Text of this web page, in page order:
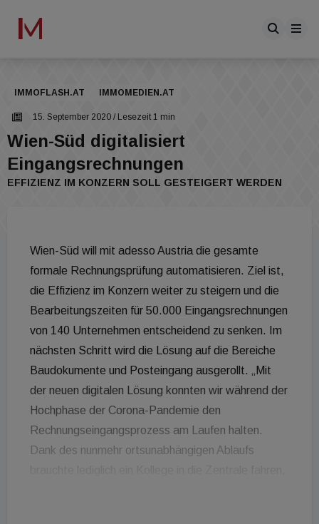
IMMOFLASH.AT IMMOMEDIEN.AT
15. September 2020 / Lesezeit 1 min
Wien-Süd digitalisiert
Eingangsrechnungen
EFFIZIENZ IM KONZERN SOLL GESTEIGERT WERDEN
Wien-Süd will mit adesso Austria die gesamte
formale Rechnungsprüfung automatisieren. Ziel ist,
die Effizienz im Konzern weiter zu steigern und die
Bearbeitungszeiten für 50.000 Eingangsrechnungen
von 140 Unternehmen entscheidend zu senken. Im
nächsten Schritt wird die Lösung auf die Bereiche
Baudokumente und Posteingang ausgerollt. „Mit
der neuen digitalen Lösung konnten wir während der
Hochphase der Corona-Pandemie den
Rechnungseingangsprozess am Laufen halten.
Dank des nunmehr ortsunabhängigen Ablaufs